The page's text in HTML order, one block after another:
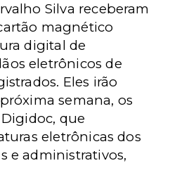
Silva receberam
magnético
digital de
eletrônicos de
Eles irão
semana, os
que
eletrônicas dos
e administrativos,